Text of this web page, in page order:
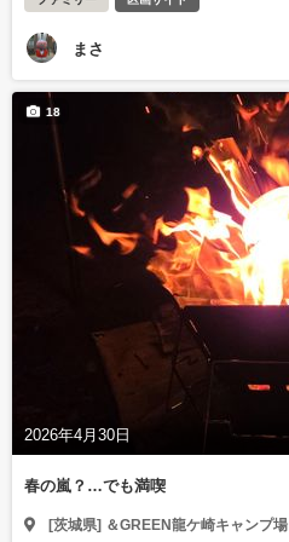
まさ
2026年4月30日
18
春の嵐？…でも満喫
[茨城県] ＆GREEN龍ケ崎キャンプ場